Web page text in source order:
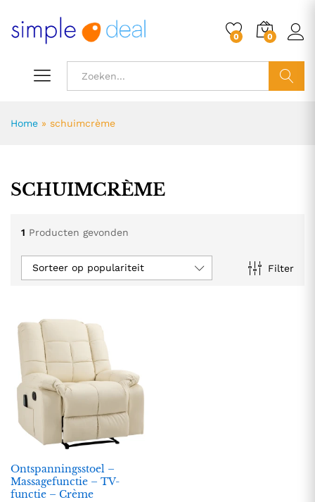
0 0
Home » schuimcrème
SCHUIMCRÈME
1 Producten gevonden
Filter
Sorteer op populariteit
Ontspanningsstoel –
Massagefunctie – TV-
functie – Crème